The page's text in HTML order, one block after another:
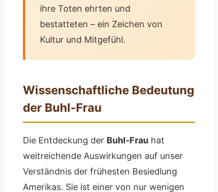
ihre Toten ehrten und
bestatteten – ein Zeichen von
Kultur und Mitgefühl.
Wissenschaftliche Bedeutung
der Buhl-Frau
Die Entdeckung der Buhl-Frau hat
weitreichende Auswirkungen auf unser
Verständnis der frühesten Besiedlung
Amerikas. Sie ist einer von nur wenigen